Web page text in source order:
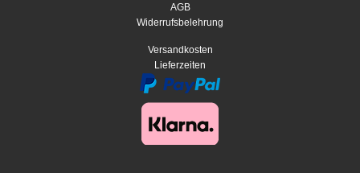
AGB
Widerrufsbelehrung
Versandkosten
Lieferzeiten